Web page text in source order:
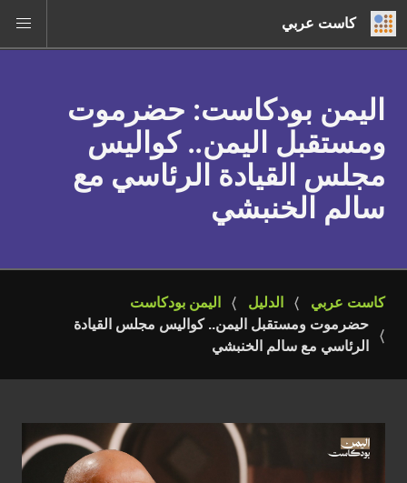
كاست عربي
اليمن بودكاست: حضرموت
ومستقبل اليمن.. كواليس
مجلس القيادة الرئاسي مع
سالم الخنبشي
كاست عربي الدليل
اليمن بودكاست
حضرموت ومستقبل اليمن.. كواليس مجلس القيادة
الرئاسي مع سالم الخنبشي